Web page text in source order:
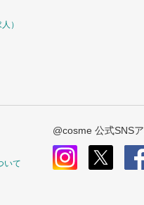
）
いて
@cosme 公式SNS